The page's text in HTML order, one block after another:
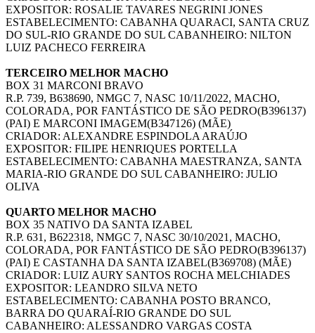
EXPOSITOR: ROSALIE TAVARES NEGRINI JONES
ESTABELECIMENTO: CABANHA QUARACI, SANTA CRUZ
DO SUL-RIO GRANDE DO SUL CABANHEIRO: NILTON
LUIZ PACHECO FERREIRA
TERCEIRO MELHOR MACHO
BOX 31 MARCONI BRAVO
R.P. 739, B638690, NMGC 7, NASC 10/11/2022, MACHO,
COLORADA, POR FANTÁSTICO DE SÃO PEDRO(B396137)
(PAI) E MARCONI IMAGEM(B347126) (MÃE)
CRIADOR: ALEXANDRE ESPINDOLA ARAÚJO
EXPOSITOR: FILIPE HENRIQUES PORTELLA
ESTABELECIMENTO: CABANHA MAESTRANZA, SANTA
MARIA-RIO GRANDE DO SUL CABANHEIRO: JULIO
OLIVA
QUARTO MELHOR MACHO
BOX 35 NATIVO DA SANTA IZABEL
R.P. 631, B622318, NMGC 7, NASC 30/10/2021, MACHO,
COLORADA, POR FANTÁSTICO DE SÃO PEDRO(B396137)
(PAI) E CASTANHA DA SANTA IZABEL(B369708) (MÃE)
CRIADOR: LUIZ AURY SANTOS ROCHA MELCHIADES
EXPOSITOR: LEANDRO SILVA NETO
ESTABELECIMENTO: CABANHA POSTO BRANCO,
BARRA DO QUARAÍ-RIO GRANDE DO SUL
CABANHEIRO: ALESSANDRO VARGAS COSTA